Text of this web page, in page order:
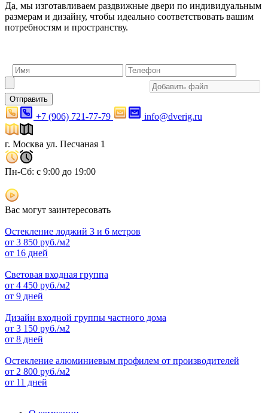
Да, мы изготавливаем раздвижные двери по индивидуальным
размерам и дизайну, чтобы идеально соответствовать вашим
потребностям и пространству.
Отправить
+7 (906) 721-77-79 info@dverig.ru
г. Москва ул. Песчаная 1
Пн-Сб: с 9:00 до 19:00
Вас могут заинтересовать
Остекление лоджий 3 и 6 метров
от 3 850 руб./м2
от 16 дней
Световая входная группа
от 4 450 руб./м2
от 9 дней
Дизайн входной группы частного дома
от 3 150 руб./м2
от 8 дней
Остекление алюминиевым профилем от производителей
от 2 800 руб./м2
от 11 дней